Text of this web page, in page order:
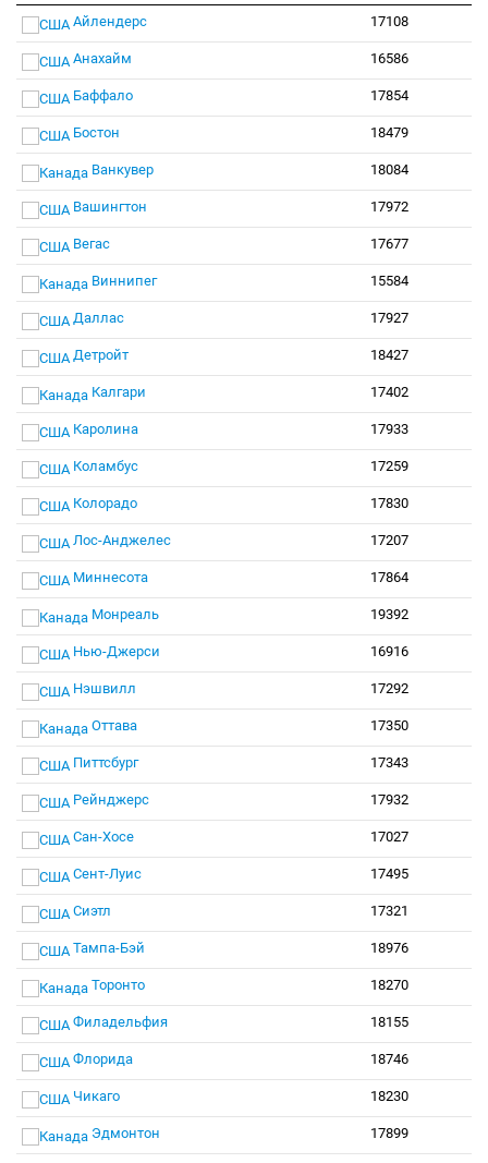
Айлендерс 17108
Анахайм 16586
Баффало 17854
Бостон 18479
Ванкувер 18084
Вашингтон 17972
Вегас 17677
Виннипег 15584
Даллас 17927
Детройт 18427
Калгари 17402
Каролина 17933
Коламбус 17259
Колорадо 17830
Лос-Анджелес 17207
Миннесота 17864
Монреаль 19392
Нью-Джерси 16916
Нэшвилл 17292
Оттава 17350
Питтсбург 17343
Рейнджерс 17932
Сан-Хосе 17027
Сент-Луис 17495
Сиэтл 17321
Тампа-Бэй 18976
Торонто 18270
Филадельфия 18155
Флорида 18746
Чикаго 18230
Эдмонтон 17899